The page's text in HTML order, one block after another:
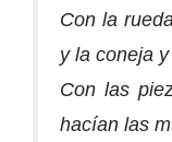
Con la
y la coneja
Con las
hacían las